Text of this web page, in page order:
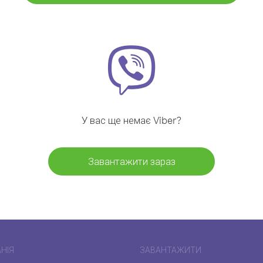
У вас ще немає Viber?
Завантажити зараз
ЗАВАНТАЖИТИ